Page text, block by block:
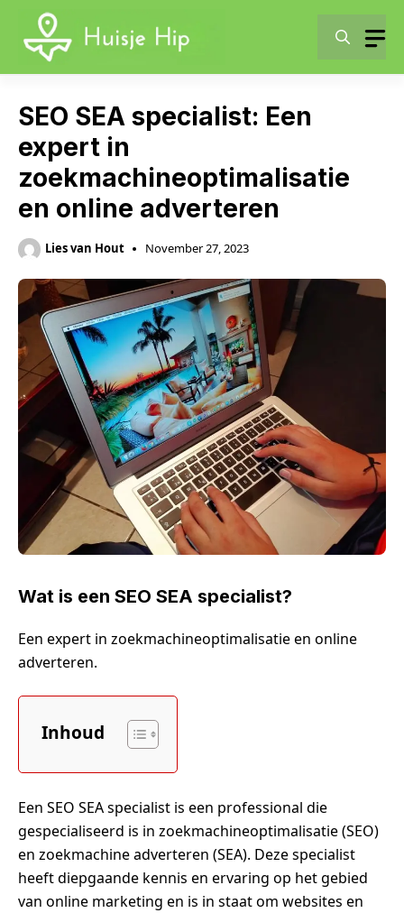
content
SEO SEA specialist: Een
expert in
zoekmachineoptimalisatie
en online adverteren
Lies van Hout November 27, 2023
Wat is een SEO SEA specialist?
Een expert in zoekmachineoptimalisatie en online
adverteren.
Inhoud
Een SEO SEA specialist is een professional die
gespecialiseerd is in zoekmachineoptimalisatie (SEO)
en zoekmachine adverteren (SEA). Deze specialist
heeft diepgaande kennis en ervaring op het gebied
van online marketing en is in staat om websites en